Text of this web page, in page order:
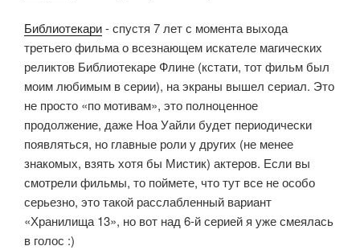
Библиотекари- спустя 7 лет с момента выхода
третьего фильма о всезнающем искателе магических
реликтов Библиотекаре Флине (кстати, тот фильм был
моим любимым в серии), на экраны вышел сериал. Это
не просто «по мотивам», это полноценное
продолжение, даже Ноа Уайли будет периодически
появляться, но главные роли у других (не менее
знакомых, взять хотя бы Мистик) актеров. Если вы
смотрели фильмы, то поймете, что тут все не особо
серьезно, это такой расслабленный вариант
«Хранилища 13», но вот над 6-й серией я уже смеялась
в голос :)